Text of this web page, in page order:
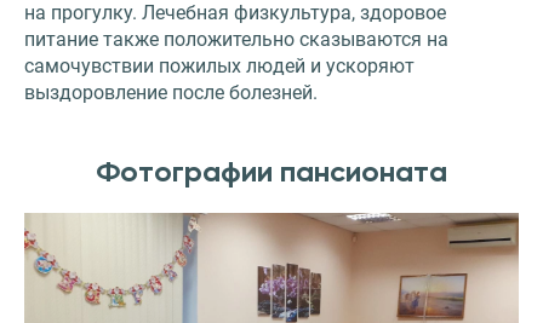
на прогулку. Лечебная физкультура, здоровое
питание также положительно сказываются на
самочувствии пожилых людей и ускоряют
выздоровление после болезней.
Фотографии пансионата